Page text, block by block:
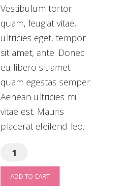
Vestibulum tortor
quam, feugiat vitae,
ultricies eget, tempor
sit amet, ante. Donec
eu libero sit amet
quam egestas semper.
Aenean ultricies mi
vitae est. Mauris
placerat eleifend leo.
Flying
Ninja
quantity
ADD TO CART